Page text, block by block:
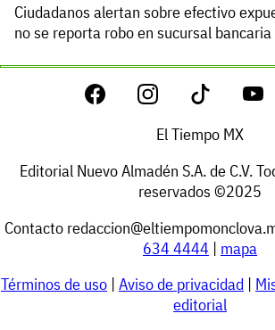
Ciudadanos alertan sobre efectivo
no se reporta robo en sucursal bancaria
El Tiempo MX
Editorial Nuevo Almadén S.A. de C.V.
reservados ©2025
Contacto
634 4444 | mapa
Términos de uso | Aviso de privacidad |
editorial